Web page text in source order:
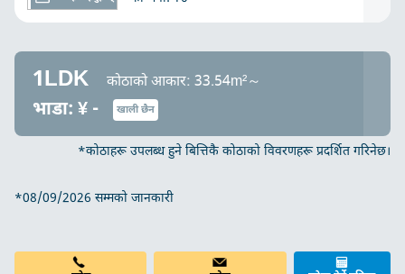
1LDK कोठाको आकार: 33.54m²～
भाडा: ¥ - खाली छैन
*कोठाहरू उपलब्ध हुने बित्तिकै कोठाको विवरणहरू प्रदर्शित गरिनेछ।
*08/09/2026 सम्मको जानकारी